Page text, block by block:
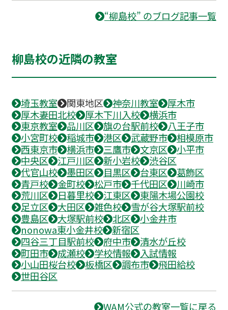
“柳島校” のブログ記事一覧
柳島校の近隣の教室
埼玉教室 関東地区 神奈川教室
厚木市
厚木妻田北校
厚木下川入校
横浜市
東京教室
品川区 旗の台駅前校
八王子市
小宮町校
稲城市 港区 武蔵野市
相模原市
西東京市
横浜市 三鷹市 文京区
小平市
中央区
江戸川区 新小岩校
渋谷区
代官山校
墨田区 目黒区 台東区
葛飾区
青戸校
金町校 松戸市 千代田区
川崎市
荒川区
日暮里校 江東区
東陽木場公園校
足立区
大田区 雑色校
雪が谷大塚駅前校
豊島区
大塚駅前校 北区
小金井市
nonowa東小金井校
新宿区
四谷三丁目駅前校
府中市
清水が丘校
町田市
成瀬校 学校情報
入試情報
小山田桜台校
板橋区 調布市
飛田給校
世田谷区
WAM公式の教室一覧に戻る